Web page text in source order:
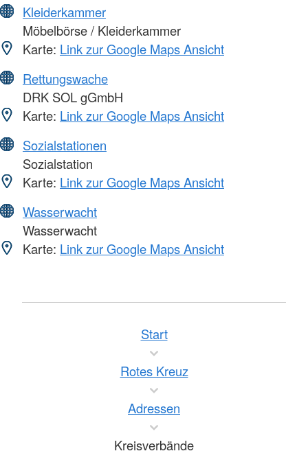
Kleiderkammer
Möbelbörse / Kleiderkammer
Karte: Link zur Google Maps Ansicht
Rettungswache
DRK SOL gGmbH
Karte: Link zur Google Maps Ansicht
Sozialstationen
Sozialstation
Karte: Link zur Google Maps Ansicht
Wasserwacht
Wasserwacht
Karte: Link zur Google Maps Ansicht
Start
Rotes Kreuz
Adressen
Kreisverbände